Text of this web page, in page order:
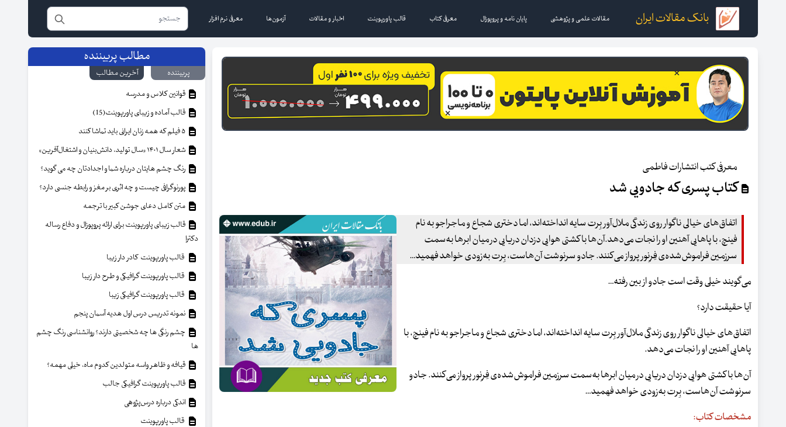
بانک مقالات ایران مقالات علمی و پژوهشی پایان نامه و پروپوزال معرفی کتاب قالب پاورپوینت اخبار و مقالات آزمون‌ها معرفی نرم افزار
معرفی کتب انتشارات فاطمی
کتاب پسری که جادویی شد
اتفاق‌های خیالی ناگوار روی زندگی ملال‌آور بِرت سایه انداخته‌اند، اما دختری شجاع و ماجراجو به نام
فینچ، با پاهایی آهنین او را نجات می‌دهد.آن‌ها با کشتی هوایی دزدان دریایی در میان ابرها به‌سمت
سرزمین فراموش‌شده‌ی فِرِنور پرواز می‌کنند. جادو سرنوشت آن‌هاست، بِرت به‌زودی خواهد فهمید…
می‌گویند خیلی وقت است جادو از بین رفته…
آیا حقیقت دارد؟
اتفاق‌های خیالی ناگوار روی زندگی ملال‌آور بِرت سایه انداخته‌اند، اما دختری شجاع و ماجراجو به نام فینچ، با
پاهایی آهنین او را نجات می‌دهد.
آن‌ها با کشتی هوایی دزدان دریایی در میان ابرها به‌سمت سرزمین فراموش‌شده‌ی فِرِنور پرواز می‌کنند. جادو
سرنوشت آن‌هاست، بِرت به‌زودی خواهد فهمید…
مشخصات کتاب:
مطالب پربیننده
پربیننده
آخرین مطالب
قوانین کلاس و مدرسه
قالب آماده و زیبای پاورپوینت(15)
شعار سال ۱۴۰۱ «سال تولید، دانش‌بنیان و اشتغال‌آفرین»
رنگ چشم هایتان درباره شما و اجدادتان چه می گوید؟
پورنوگرافی چیست و چه اثری بر مغز و رابطه جنسی دارد؟
متن کامل دعای جوشن کبیر با ترجمه
قالب زیبای پاورپوینت برای ارائه پروپوزال و دفاع رساله
دکترا
قالب پاورپوینت کادر دار زیبا
قالب پاورپوینت گرافیکی و طرح دار زیبا
قالب پاورپوینت گرافیکی زیبا
نمونه تدریس درس اول هدیه آسمان پنجم
چشم رنگی ها چه شخصیتی دارند؟ روانشناسی رنگ چشم
ها
قیافه و ظاهر واسه متولدین کدوم ماه، خیلی مهمه؟
قالب پاورپوینت گرافیکی جالب
اندکی درباره درس‌پژوهی
قالب پاورپوینت